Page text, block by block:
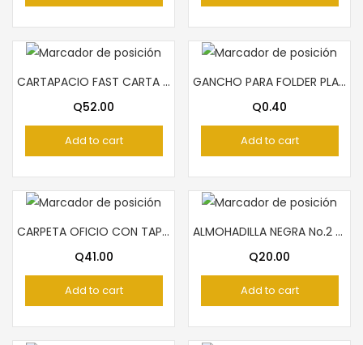
CARTAPACIO FAST CARTA DE 3 PULGADAS
Q52.00
Add to cart
GANCHO PARA FOLDER PLASTICO BLANCO
Q0.40
Add to cart
CARPETA OFICIO CON TAPA NEGRO
Q41.00
Add to cart
ALMOHADILLA NEGRA No.2 STAFFORD
Q20.00
Add to cart